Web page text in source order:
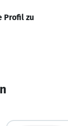
Profil zu